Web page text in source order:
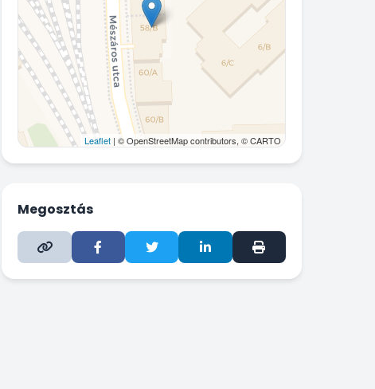
Leaflet| © OpenStreetMap contributors, © CARTO
Megosztás